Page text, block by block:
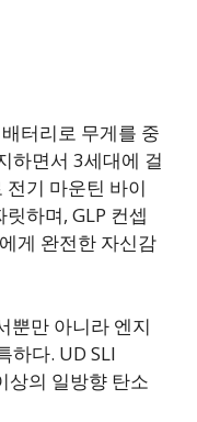
터리로 무게를 중
하면서 3세대에 걸
기 마운틴 바이
하며, GLP 컨셉
게 완전한 자신감
뿐만 아니라 엔지
하다. UD SLI
상의 일방향 탄소